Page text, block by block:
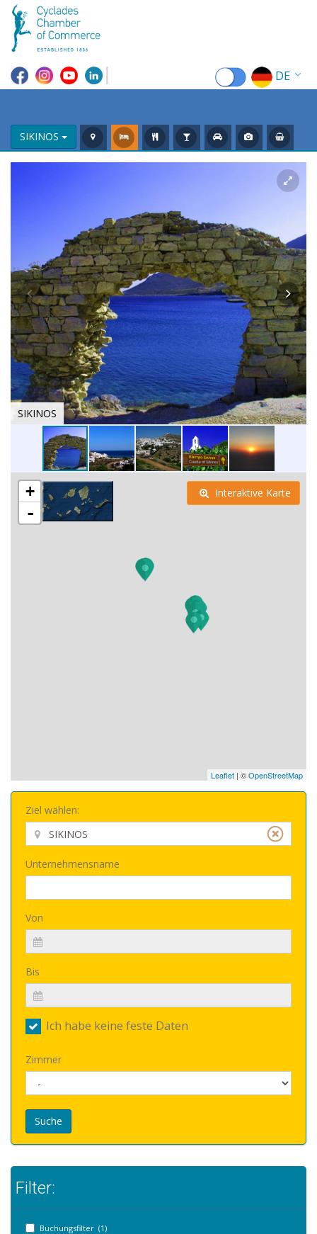
DE
EL
FR
IT
RU
CN
SIKINOS
SIKINOS
+
-
Leaflet | ©OpenStreetMap
Interaktive Karte
Ziel wählen:
Unternehmensname
Von
Bis
Ich habe keine feste Daten
Zimmer
Suche
Filter:
Buchungsfilter (1)